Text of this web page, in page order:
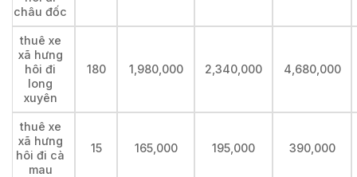
châu đốc
thuê xe
xã hưng
hôi đi
long
xuyên
180 1,980,000 2,340,000 4,680,000
thuê xe
xã hưng
hôi đi cà
mau
15 165,000 195,000 390,000